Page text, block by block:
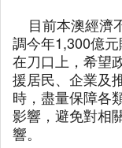
目前本澳經濟
調今年1,300億
在刀口上，希望
援居民、企業及
時，盡量保障各
影響，避免對相
響。